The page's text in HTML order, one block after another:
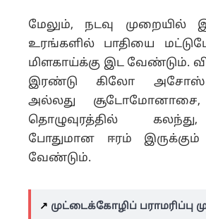
மேலும், நடவு முறையில்
உரங்களில் பாதியை
மிளகாய்க்கு இட வேண்டும்.
இரண்டு கிலோ அசோஸ்
அல்லது
தொழுவுரத்தில்
போதுமான ஈரம்
வேண்டும்.
↗️ முட்டைக்கோழிப் பராமரிப்பு